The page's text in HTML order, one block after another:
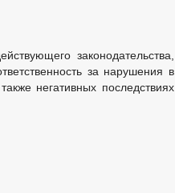
законодательства,
за нарушения в
негативных последствиях